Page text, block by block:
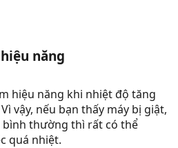
năng​
hiệu năng khi nhiệt độ tăng
vậy, nếu bạn thấy máy bị giật,
bình thường thì rất có thể
quá nhiệt.